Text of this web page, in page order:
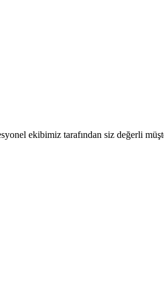
ekibimiz tarafından siz değerli